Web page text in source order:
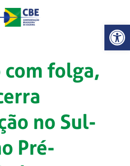
Abrir
com folga,
no Sul-
Pré-